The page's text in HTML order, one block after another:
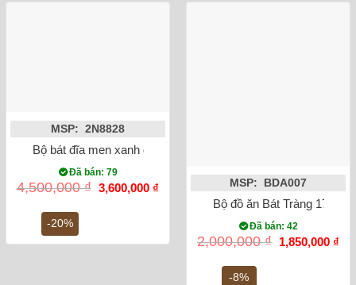
-20%
MSP: 2N8828
Bộ bát đĩa men xanh đá hỏa biến Bát Tràng
Đã bán: 79
4,500,000₫ Giá
gốc
3,600,000 ₫
-8%
MSP: BDA007
Bộ đồ ăn Bát Tràng 17
Đã bán: 42
2,000,000₫
Giá
gốc
1,850,000 ₫